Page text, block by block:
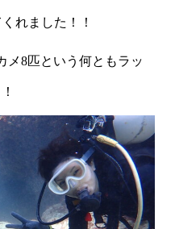
れました！！
メ8匹という何ともラッ